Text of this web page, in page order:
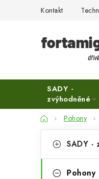
Kontakt
SADY -
zvýhodněné
DomůPohony
okategorie
a
SADY -
Pohony